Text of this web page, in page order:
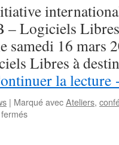
Logiciels
samedi 16 mars
Libres à
la lecture
| Marqué avecAteliers,
sur